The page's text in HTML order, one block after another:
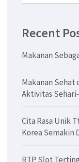
Recent
Makanan
Makanan
Aktivitas
Cita Rasa Unik
Korea Semakin
RTP Slot